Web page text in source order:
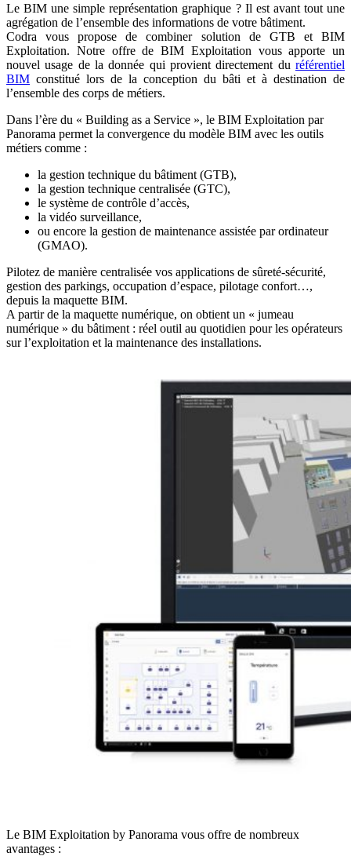
Le BIM une simple représentation graphique ? Il est avant tout une
agrégation de l’ensemble des informations de votre bâtiment.
Codra vous propose de combiner solution de GTB et BIM
Exploitation. Notre offre de BIM Exploitation vous apporte un
nouvel usage de la donnée qui provient directement du référentiel
BIM constitué lors de la conception du bâti et à destination de
l’ensemble des corps de métiers.
Dans l’ère du « Building as a Service », le BIM Exploitation par
Panorama permet la convergence du modèle BIM avec les outils
métiers comme :
la gestion technique du bâtiment (GTB),
la gestion technique centralisée (GTC),
le système de contrôle d’accès,
la vidéo surveillance,
ou encore la gestion de maintenance assistée par ordinateur
(GMAO).
Pilotez de manière centralisée vos applications de sûreté-sécurité,
gestion des parkings, occupation d’espace, pilotage confort…,
depuis la maquette BIM.
A partir de la maquette numérique, on obtient un « jumeau
numérique » du bâtiment : réel outil au quotidien pour les opérateurs
sur l’exploitation et la maintenance des installations.
Le BIM Exploitation by Panorama vous offre de nombreux
avantages :